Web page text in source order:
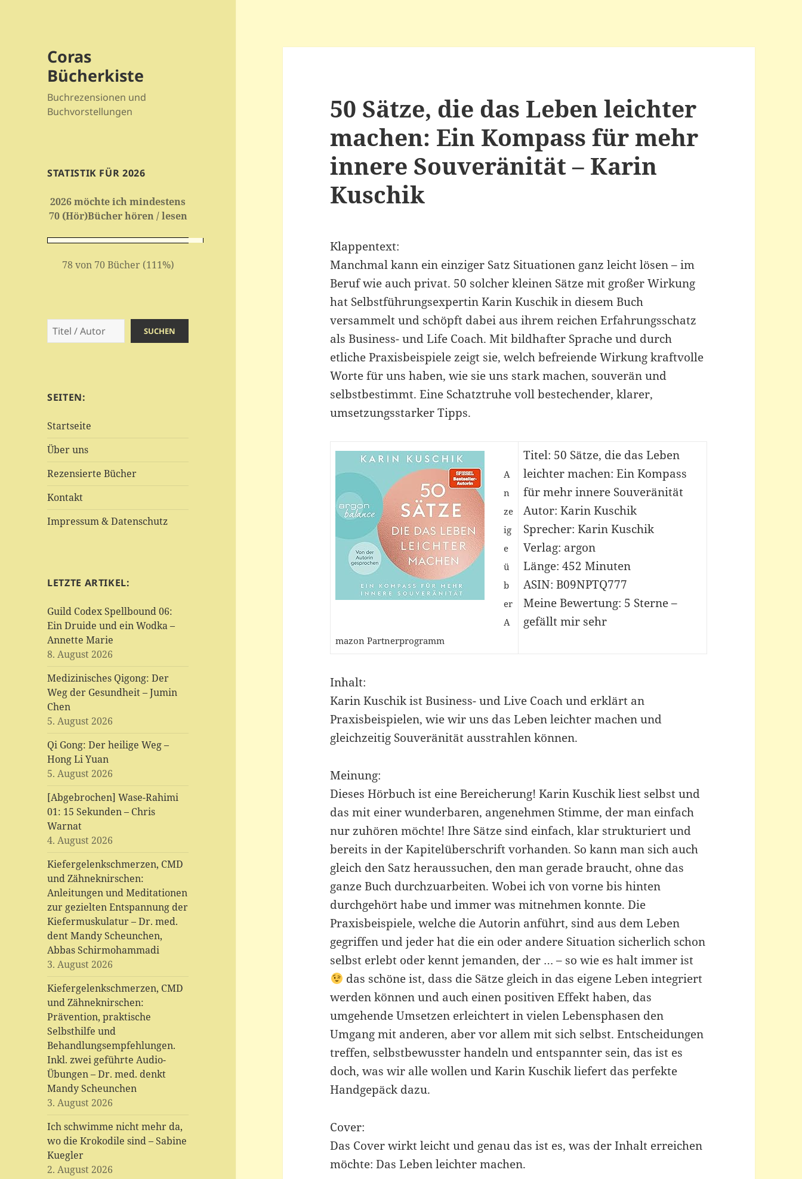
Coras
Bücherkiste
Buchrezensionen und
Buchvorstellungen
STATISTIK FÜR 2026
2026 möchte ich mindestens
70 (Hör)Bücher hören / lesen
78 von 70 Bücher (111%)
Suchen SUCHEN
SEITEN:
Startseite
Über uns
Rezensierte Bücher
Kontakt
Impressum & Datenschutz
LETZTE ARTIKEL:
Guild Codex Spellbound 06:
Ein Druide und ein Wodka –
Annette Marie
8. August 2026
Medizinisches Qigong: Der
Weg der Gesundheit – Jumin
Chen
5. August 2026
Qi Gong: Der heilige Weg –
Hong Li Yuan
5. August 2026
[Abgebrochen] Wase-Rahimi
01: 15 Sekunden – Chris
Warnat
4. August 2026
Kiefergelenkschmerzen, CMD
und Zähneknirschen:
Anleitungen und Meditationen
zur gezielten Entspannung der
Kiefermuskulatur – Dr. med.
dent Mandy Scheunchen,
Abbas Schirmohammadi
3. August 2026
Kiefergelenkschmerzen, CMD
und Zähneknirschen:
Prävention, praktische
Selbsthilfe und
Behandlungsempfehlungen.
Inkl. zwei geführte Audio-
Übungen – Dr. med. denkt
Mandy Scheunchen
3. August 2026
Ich schwimme nicht mehr da,
wo die Krokodile sind – Sabine
Kuegler
2. August 2026
50 Sätze, die das Leben leichter
machen: Ein Kompass für mehr
innere Souveränität – Karin
Kuschik
Klappentext:
Manchmal kann ein einziger Satz Situationen ganz leicht lösen – im
Beruf wie auch privat. 50 solcher kleinen Sätze mit großer Wirkung
hat Selbstführungsexpertin Karin Kuschik in diesem Buch
versammelt und schöpft dabei aus ihrem reichen Erfahrungsschatz
als Business- und Life Coach. Mit bildhafter Sprache und durch
etliche Praxisbeispiele zeigt sie, welch befreiende Wirkung kraftvolle
Worte für uns haben, wie sie uns stark machen, souverän und
selbstbestimmt. Eine Schatztruhe voll bestechender, klarer,
umsetzungsstarker Tipps.
A
n
ze
ig
e
ü
b
er
A
mazon Partnerprogramm
Titel: 50 Sätze, die das Leben
leichter machen: Ein Kompass
für mehr innere Souveränität
Autor: Karin Kuschik
Sprecher: Karin Kuschik
Verlag: argon
Länge: 452 Minuten
ASIN: B09NPTQ777
Meine Bewertung: 5 Sterne –
gefällt mir sehr
Inhalt:
Karin Kuschik ist Business- und Live Coach und erklärt an
Praxisbeispielen, wie wir uns das Leben leichter machen und
gleichzeitig Souveränität ausstrahlen können.
Meinung:
Dieses Hörbuch ist eine Bereicherung! Karin Kuschik liest selbst und
das mit einer wunderbaren, angenehmen Stimme, der man einfach
nur zuhören möchte! Ihre Sätze sind einfach, klar strukturiert und
bereits in der Kapitelüberschrift vorhanden. So kann man sich auch
gleich den Satz heraussuchen, den man gerade braucht, ohne das
ganze Buch durchzuarbeiten. Wobei ich von vorne bis hinten
durchgehört habe und immer was mitnehmen konnte. Die
Praxisbeispiele, welche die Autorin anführt, sind aus dem Leben
gegriffen und jeder hat die ein oder andere Situation sicherlich schon
selbst erlebt oder kennt jemanden, der … – so wie es halt immer ist
das schöne ist, dass die Sätze gleich in das eigene Leben integriert
werden können und auch einen positiven Effekt haben, das
umgehende Umsetzen erleichtert in vielen Lebensphasen den
Umgang mit anderen, aber vor allem mit sich selbst. Entscheidungen
treffen, selbstbewusster handeln und entspannter sein, das ist es
doch, was wir alle wollen und Karin Kuschik liefert das perfekte
Handgepäck dazu.
Cover:
Das Cover wirkt leicht und genau das ist es, was der Inhalt erreichen
möchte: Das Leben leichter machen.